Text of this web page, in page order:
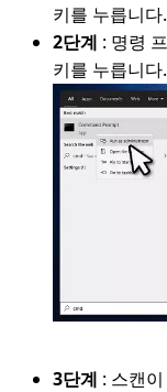
키를 누릅니
2단계 : 명령
키를 누릅니
3단계 : 스캔